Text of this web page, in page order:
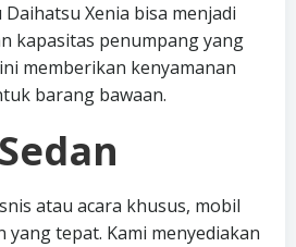
Xenia bisa menjadi
kapasitas penumpang yang
memberikan kenyamanan
barang bawaan.
atau acara khusus, mobil
yang tepat. Kami menyediakan